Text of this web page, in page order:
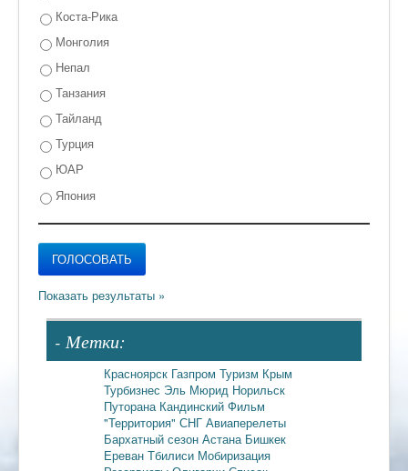
Коста-Рика
Монголия
Непал
Танзания
Тайланд
Турция
ЮАР
Япония
- Метки:
Красноярск Газпром Туризм Крым
Турбизнес Эль Мюрид Норильск
Путорана Кандинский Фильм
"Территория" СНГ Авиаперелеты
Бархатный сезон Астана Бишкек
Ереван Тбилиси Мобиризация